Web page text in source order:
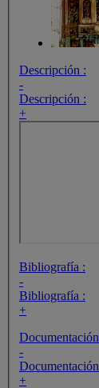
Descripción :
-
Descripción :
+
Bibliografía :
-
Bibliografía :
+
-
+